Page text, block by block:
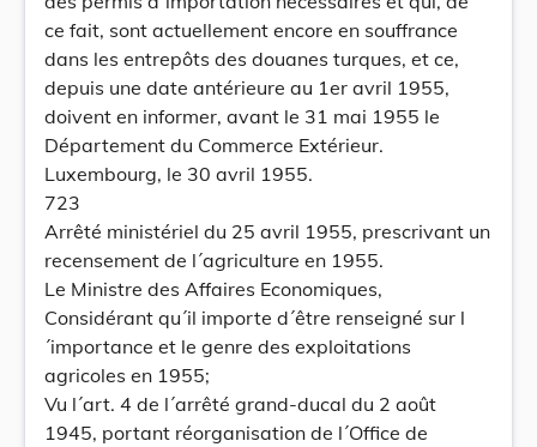
ce fait, sont actuellement encore en souffrance
dans les entrepôts des douanes turques, et ce,
depuis une date antérieure au 1er avril 1955,
doivent en informer, avant le 31 mai 1955 le
Département du Commerce Extérieur.
Luxembourg, le 30 avril 1955.
723
Arrêté ministériel du 25 avril 1955, prescrivant un
recensement de l´agriculture en 1955.
Le Ministre des Affaires Economiques,
Considérant qu´il importe d´être renseigné sur l
´importance et le genre des exploitations
agricoles en 1955;
Vu l´art. 4 de l´arrêté grand-ducal du 2 août
1945, portant réorganisation de l´Office de